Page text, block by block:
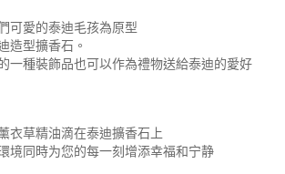
可愛的泰迪毛孩為原型
造型擴香石。
一種裝飾品也可以作為禮物送給泰迪的愛好
衣草精油滴在泰迪擴香石上
境同時为您的每一刻增添幸福和宁静